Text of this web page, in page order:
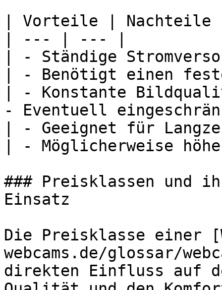
| Vorteile | Nachteile
| --- | --- |
| - Ständige
| - Benötigt einen
| - Konstante
- Eventuell
| - Geeignet für
| - Möglicherweise
### Preisklassen und
Einsatz
Die Preisklasse einer
webcams.de/glossar/
direkten Einfluss auf